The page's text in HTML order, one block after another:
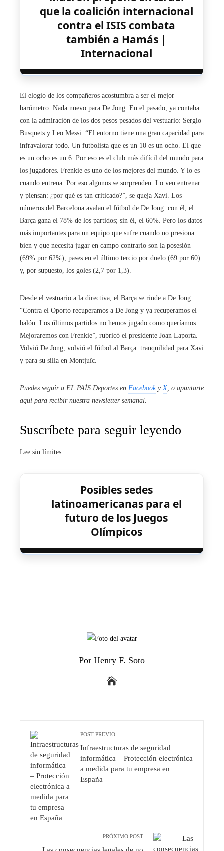
que la coalición internacional
contra el ISIS combata
también a Hamás |
Internacional
El elogio de los compañeros acostumbra a ser el mejor
barómetro. Nada nuevo para De Jong. En el pasado, ya contaba
con la admiración de los dos pesos pesados del vestuario: Sergio
Busquets y Leo Messi. “El entorno tiene una gran capacidad para
infravalorar todo. Un futbolista que es un 10 es un ocho. El que
es un ocho es un 6. Por eso es el club más difícil del mundo para
los jugadores. Frenkie es uno de los mejores del mundo. Y lo es
cuando entrena. Por eso algunos se sorprenden. Lo ven entrenar
y piensan: ¿por qué es tan criticado?”, se queja Xavi. Los
números del Barcelona avalan el fútbol de De Jong: con él, el
Barça gana el 78% de los partidos; sin él, el 60%. Pero los datos
más importantes para un equipo que sufre cuando no presiona
bien y que necesita jugar en campo contrario son la posesión
(69% por 62%), pases en el último tercio por duelo (69 por 60)
y, por supuesto, los goles (2,7 por 1,3).
Desde el vestuario a la directiva, el Barça se rinde a De Jong.
“Contra el Oporto recuperamos a De Jong y ya recuperamos el
balón. Los últimos partidos no hemos jugado como queríamos.
Mejoraremos con Frenkie”, rubricó el presidente Joan Laporta.
Volvió De Jong, volvió el fútbol al Barça: tranquilidad para Xavi
y para su silla en Montjuïc.
Puedes seguir a EL PAÍS Deportes en Facebooky X , o apuntarte
aquí para recibir nuestra newsletter semanal
Suscríbete para seguir leyendo
Lee sin límites
Posibles sedes
latinoamericanas para el
futuro de los Juegos
Olímpicos
Por Henry F. Soto
POST PREVIO
Infraestructuras de seguridad
informática – Protección electrónica
a medida para tu empresa en
España
PRÓXIMO POST